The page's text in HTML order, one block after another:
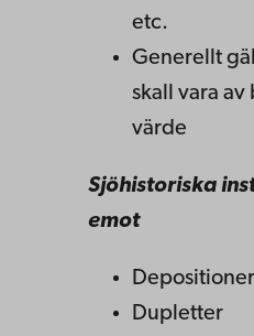
etc.
Generellt
skall vara av
värde
Sjöhistoriska
emot
Depositioner
Dupletter